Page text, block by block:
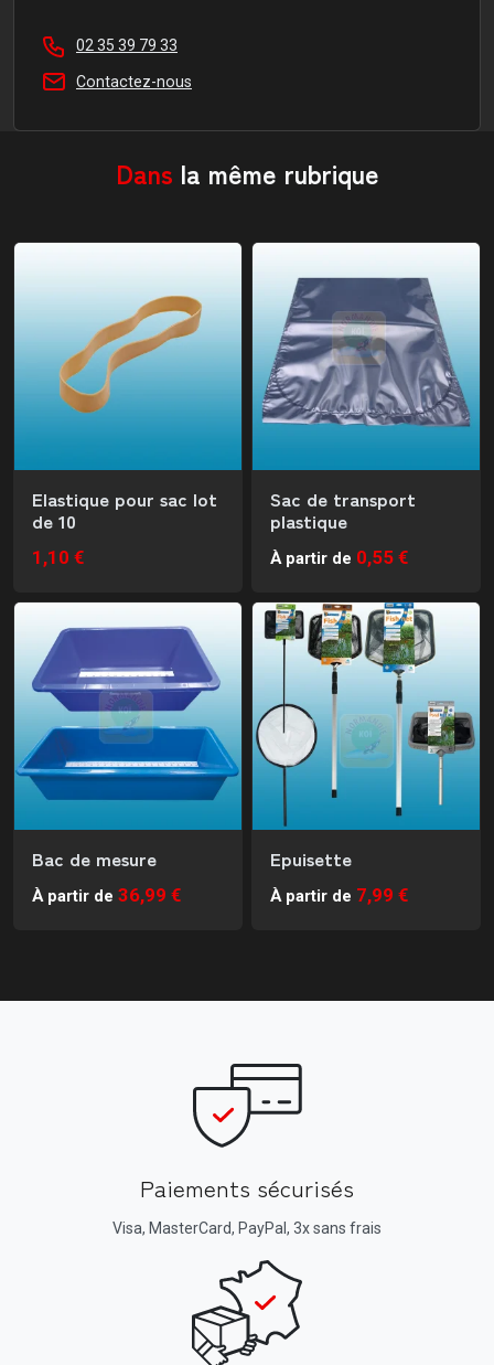
02 35 39 79 33
Contactez-nous
Dans la même rubrique
Elastique pour sac lot
de 10
1,10 €
Sac de transport
plastique
À partir de 0,55 €
Bac de mesure
À partir de 36,99 €
Epuisette
À partir de 7,99 €
Paiements sécurisés
Visa, MasterCard, PayPal, 3x sans frais